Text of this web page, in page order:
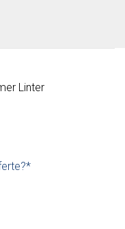
Linter